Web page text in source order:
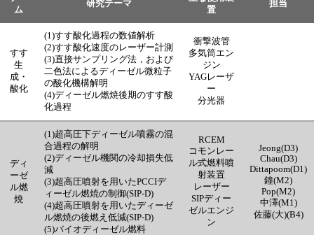
ム
研究テーマ
置
担当
すす
生
成・
酸化
(1)すす酸化過程の数値解析
(2)すす酸化速度のレーザー計測
(3)直接サンプリング法，および
二色法によるディーゼル微粒子
の酸化機構解明
(4)ディーゼル燃焼後期のすす酸
化過程
衝撃波管
多気筒エン
ジン
YAGレーザ
ー
分光器
ディ
ーゼ
ル燃
焼
(1)超高圧下ディーゼル噴霧の混
合過程の解明
(2)ディーゼル機関の冷却損失低
減
(3)超高圧噴射を用いたPCCIデ
ィーゼル燃焼の制御(SIP-D)
(4)超高圧噴射を用いたディーゼ
ル燃焼の後燃え低減(SIP-D)
(5)バイオディーゼル燃料
RCEM
コモンレー
ル式燃料噴
射装置
レーザー
SIPディー
ゼルエンジ
ン
Jeong(D3)
Chau(D3)
Dittapoom(D1)
鐘(M2)
Pop(M2)
中澤(M1)
佐藤(大)(B4)